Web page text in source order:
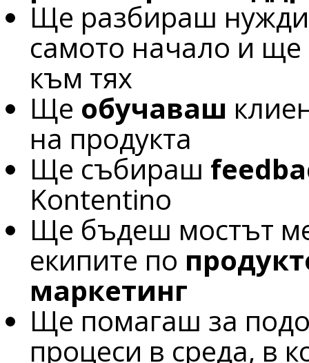
Ще разбираш
самото начало и
към тях
Ще обучаваш
на продукта
Ще събираш
Kontentino
Ще бъдеш мостът
екипите по
маркетинг
Ще помагаш за
процеси в среда, в